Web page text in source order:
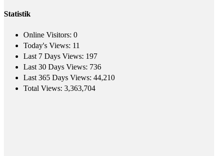
Statistik
Online Visitors: 0
Today's Views: 11
Last 7 Days Views: 197
Last 30 Days Views: 736
Last 365 Days Views: 44,210
Total Views: 3,363,704